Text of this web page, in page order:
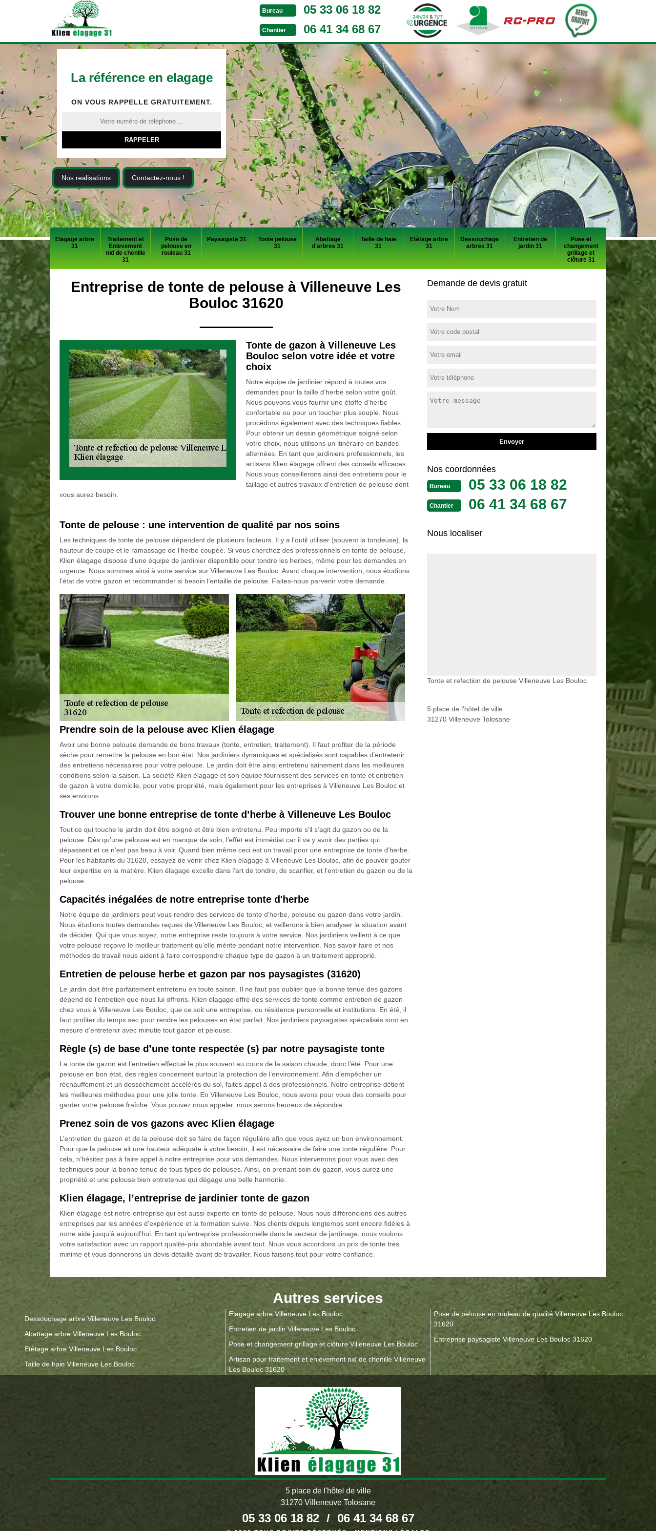
Bureau 05 33 06 18 82
Chantier 06 41 34 68 67
La référence en elagage
ON VOUS RAPPELLE GRATUITEMENT.
Nos realisations Contactez-nous !
Elagage arbre
31
Traitement et
Enlevement
nid de chenille
31
Pose de
pelouse en
rouleau 31
Paysagiste 31
Tonte pelouse
31
Abattage
d'arbres 31
Taille de haie
31
Etêtage arbre
31
Dessouchage
arbres 31
Entretien de
jardin 31
Pose et
changement
grillage et
clôture 31
Entreprise de tonte de pelouse à Villeneuve Les
Bouloc 31620
Tonte de gazon à Villeneuve Les
Bouloc selon votre idée et votre
choix
Notre équipe de jardinier répond à toutes vos
demandes pour la taille d’herbe selon votre goût.
Nous pouvons vous fournir une étoffe d’herbe
confortable ou pour un toucher plus souple. Nous
procédons également avec des techniques fiables.
Pour obtenir un dessin géométrique soigné selon
votre choix, nous utilisons un itinéraire en bandes
alternées. En tant que jardiniers professionnels, les
artisans Klien élagage offrent des conseils efficaces.
Nous vous conseillerons ainsi des entretiens pour le
taillage et autres travaux d'entretien de pelouse dont
vous aurez besoin.
Tonte de pelouse : une intervention de qualité par nos soins
Les techniques de tonte de pelouse dépendent de plusieurs facteurs. Il y a l'outil utiliser (souvent la tondeuse), la
hauteur de coupe et le ramassage de l’herbe coupée. Si vous cherchez des professionnels en tonte de pelouse,
Klien élagage dispose d'une équipe de jardinier disponible pour tondre les herbes, même pour les demandes en
urgence. Nous sommes ainsi à votre service sur Villeneuve Les Bouloc. Avant chaque intervention, nous étudions
l’état de votre gazon et recommander si besoin l’entaille de pelouse. Faites-nous parvenir votre demande.
Prendre soin de la pelouse avec Klien élagage
Avoir une bonne pelouse demande de bons travaux (tonte, entretien, traitement). Il faut profiter de la période
sèche pour remettre la pelouse en bon état. Nos jardiniers dynamiques et spécialisés sont capables d’entretenir
des entretiens nécessaires pour votre pelouse. Le jardin doit être ainsi entretenu sainement dans les meilleures
conditions selon la saison. La société Klien élagage et son équipe fournissent des services en tonte et entretien
de gazon à votre domicile, pour votre propriété, mais également pour les entreprises à Villeneuve Les Bouloc et
ses environs.
Trouver une bonne entreprise de tonte d’herbe à Villeneuve Les Bouloc
Tout ce qui touche le jardin doit être soigné et être bien entretenu. Peu importe s’il s’agit du gazon ou de la
pelouse. Dès qu’une pelouse est en manque de soin, l’effet est immédiat car il va y avoir des parties qui
dépassent et ce n’est pas beau à voir. Quand bien même ceci est un travail pour une entreprise de tonte d’herbe.
Pour les habitants du 31620, essayez de venir chez Klien élagage à Villeneuve Les Bouloc, afin de pouvoir gouter
leur expertise en la matière. Klien élagage excelle dans l’art de tondre, de scarifier, et l’entretien du gazon ou de la
pelouse.
Capacités inégalées de notre entreprise tonte d'herbe
Notre équipe de jardiniers peut vous rendre des services de tonte d’herbe, pelouse ou gazon dans votre jardin.
Nous étudions toutes demandes reçues de Villeneuve Les Bouloc, et veillerons à bien analyser la situation avant
de décider. Qui que vous soyez, notre entreprise reste toujours à votre service. Nos jardiniers veillent à ce que
votre pelouse reçoive le meilleur traitement qu’elle mérite pendant notre intervention. Nos savoir-faire et nos
méthodes de travail nous aident à faire correspondre chaque type de gazon à un traitement approprié.
Entretien de pelouse herbe et gazon par nos paysagistes (31620)
Le jardin doit être parfaitement entretenu en toute saison. Il ne faut pas oublier que la bonne tenue des gazons
dépend de l’entretien que nous lui offrons. Klien élagage offre des services de tonte comme entretien de gazon
chez vous à Villeneuve Les Bouloc, que ce soit une entreprise, ou résidence personnelle et institutions. En été, il
faut profiter du temps sec pour rendre les pelouses en état parfait. Nos jardiniers paysagistes spécialisés sont en
mesure d’entretenir avec minutie tout gazon et pelouse.
Règle (s) de base d’une tonte respectée (s) par notre paysagiste tonte
La tonte de gazon est l’entretien effectué le plus souvent au cours de la saison chaude, donc l’été. Pour une
pelouse en bon état, des règles concernent surtout la protection de l’environnement. Afin d’empêcher un
réchauffement et un dessèchement accélérés du sol, faites appel à des professionnels. Notre entreprise détient
les meilleures méthodes pour une jolie tonte. En Villeneuve Les Bouloc, nous avons pour vous des conseils pour
garder votre pelouse fraîche. Vous pouvez nous appeler, nous serons heureux de répondre.
Prenez soin de vos gazons avec Klien élagage
L’entretien du gazon et de la pelouse doit se faire de façon régulière afin que vous ayez un bon environnement.
Pour que la pelouse ait une hauteur adéquate à votre besoin, il est nécessaire de faire une tonte régulière. Pour
cela, n'hésitez pas à faire appel à notre entreprise pour vos demandes. Nous intervenons pour vous avec des
techniques pour la bonne tenue de tous types de pelouses. Ainsi, en prenant soin du gazon, vous aurez une
propriété et une pelouse bien entretenue qui dégage une belle harmonie.
Klien élagage, l’entreprise de jardinier tonte de gazon
Klien élagage est notre entreprise qui est aussi experte en tonte de pelouse. Nous nous différencions des autres
entreprises par les années d’expérience et la formation suivie. Nos clients depuis longtemps sont encore fidèles à
notre aide jusqu’à aujourd'hui. En tant qu’entreprise professionnelle dans le secteur de jardinage, nous voulons
votre satisfaction avec un rapport qualité-prix abordable avant tout. Nous vous accordons un prix de tonte très
minime et vous donnerons un devis détaillé avant de travailler. Nous faisons tout pour votre confiance.
Demande de devis gratuit
Nos coordonnées
Bureau 05 33 06 18 82
Chantier 06 41 34 68 67
Nous localiser
Tonte et refection de pelouse Villeneuve Les Bouloc
5 place de l'hôtel de ville
31270 Villeneuve Tolosane
Autres services
Dessouchage arbre Villeneuve Les Bouloc
Abattage arbre Villeneuve Les Bouloc
Etêtage arbre Villeneuve Les Bouloc
Taille de haie Villeneuve Les Bouloc
Elagage arbre Villeneuve Les Bouloc
Entretien de jardin Villeneuve Les Bouloc
Pose et changement grillage et clôture Villeneuve Les Bouloc
Artisan pour traitement et enlèvement nid de chenille Villeneuve
Les Bouloc 31620
Pose de pelouse en rouleau de qualité Villeneuve Les Bouloc
31620
Entreprise paysagiste Villeneuve Les Bouloc 31620
5 place de l'hôtel de ville
31270 Villeneuve Tolosane
05 33 06 18 82 / 06 41 34 68 67